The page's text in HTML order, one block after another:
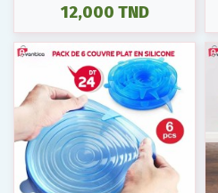
12,000 TND